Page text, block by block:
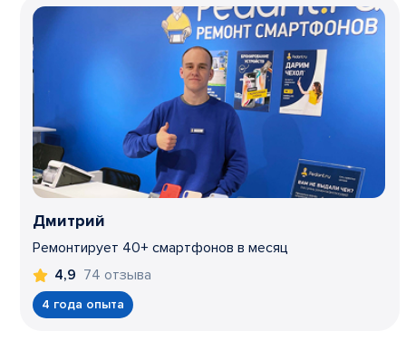
Дмитрий
Ремонтирует 40+ смартфонов в месяц
4,9 74 отзыва
4 года опыта